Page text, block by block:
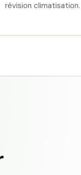
révision climatisation.